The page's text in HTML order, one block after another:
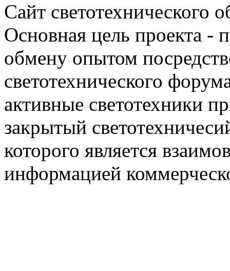
Сайт светотехнического
Основная цель проекта -
обмену опытом
светотехнического
активные светотехники
закрытый
которого является
информацией